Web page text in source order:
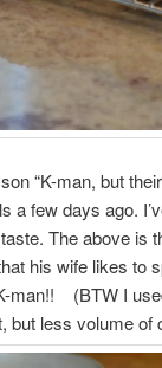
“K-man, but
a few days ago.
The above is
his wife likes to
man!! (BTW I
but less volume of